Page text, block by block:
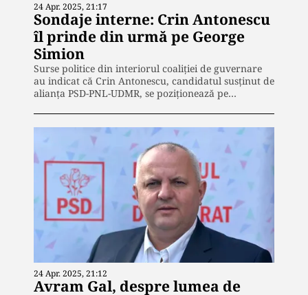
24 Apr. 2025, 21:17
Sondaje interne: Crin Antonescu
îl prinde din urmă pe George
Simion
Surse politice din interiorul coaliției de guvernare
au indicat că Crin Antonescu, candidatul susținut de
alianța PSD-PNL-UDMR, se poziționează pe…
24 Apr. 2025, 21:12
Avram Gal, despre lumea de